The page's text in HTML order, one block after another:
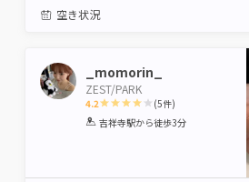
空き状況
_momorin_
ZEST/PARK
4.2
1 2 3 4 5
(5件)
吉祥寺駅から徒歩3分